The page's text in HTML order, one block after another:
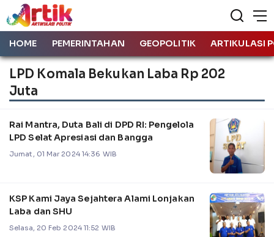
HOME PEMERINTAHAN GEOPOLITIK ARTIKULASI
LPD Komala Bekukan Laba Rp 202
Juta
Rai Mantra, Duta Bali di DPD RI: Pengelola
LPD Selat Apresiasi dan Bangga
Jumat, 01 Mar 2024 14:36 WIB
KSP Kami Jaya Sejahtera Alami Lonjakan
Laba dan SHU
Selasa, 20 Feb 2024 11:52 WIB